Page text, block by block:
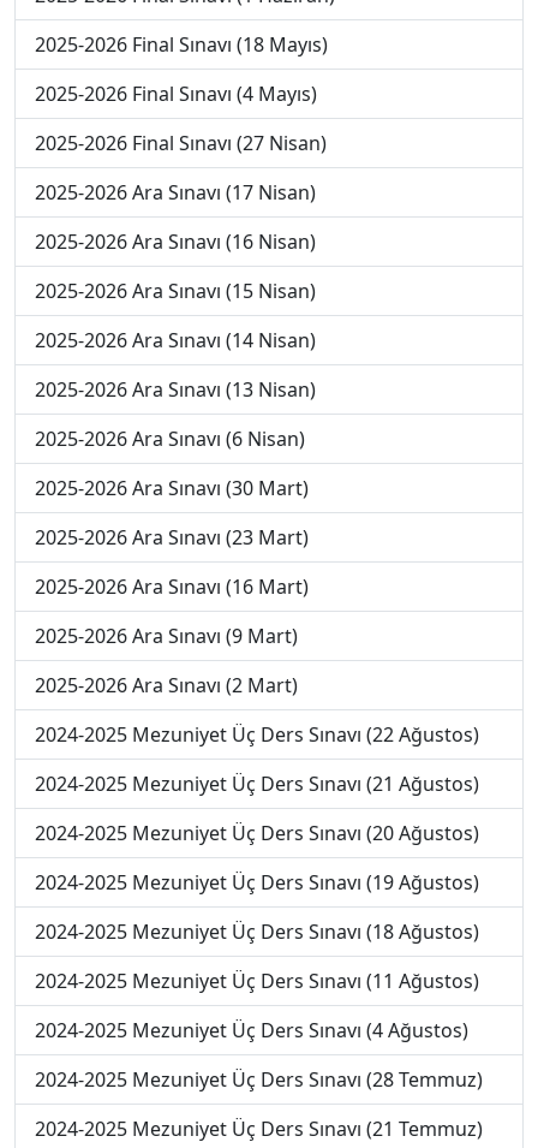
2025-2026 Final Sınavı (18 Mayıs)
2025-2026 Final Sınavı (4 Mayıs)
2025-2026 Final Sınavı (27 Nisan)
2025-2026 Ara Sınavı (17 Nisan)
2025-2026 Ara Sınavı (16 Nisan)
2025-2026 Ara Sınavı (15 Nisan)
2025-2026 Ara Sınavı (14 Nisan)
2025-2026 Ara Sınavı (13 Nisan)
2025-2026 Ara Sınavı (6 Nisan)
2025-2026 Ara Sınavı (30 Mart)
2025-2026 Ara Sınavı (23 Mart)
2025-2026 Ara Sınavı (16 Mart)
2025-2026 Ara Sınavı (9 Mart)
2025-2026 Ara Sınavı (2 Mart)
2024-2025 Mezuniyet Üç Ders Sınavı (22 Ağustos)
2024-2025 Mezuniyet Üç Ders Sınavı (21 Ağustos)
2024-2025 Mezuniyet Üç Ders Sınavı (20 Ağustos)
2024-2025 Mezuniyet Üç Ders Sınavı (19 Ağustos)
2024-2025 Mezuniyet Üç Ders Sınavı (18 Ağustos)
2024-2025 Mezuniyet Üç Ders Sınavı (11 Ağustos)
2024-2025 Mezuniyet Üç Ders Sınavı (4 Ağustos)
2024-2025 Mezuniyet Üç Ders Sınavı (28 Temmuz)
2024-2025 Mezuniyet Üç Ders Sınavı (21 Temmuz)